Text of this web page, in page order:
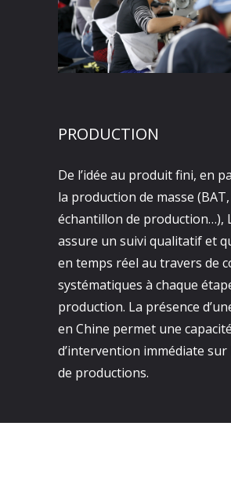
PRODUCTION
De l’idée au produit fini, en
la production de masse (BAT,
échantillon de production…),
assure un suivi qualitatif et
en temps réel au travers de
systématiques à chaque
production. La présence
en Chine permet une capacité
d’intervention immédiate sur
de productions.